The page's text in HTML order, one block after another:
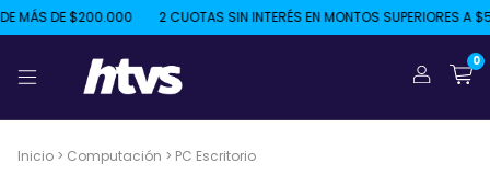
MÁS DE $200.000 2 CUOTAS SIN INTERÉS EN MONTOS SUPERIORES
0
Inicio > Computación > PC Escritorio